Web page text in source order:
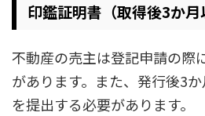
印鑑証明書（取得後3か月
不動産の売主は登記申請の際
があります。また、発行後3
を提出する必要があります。